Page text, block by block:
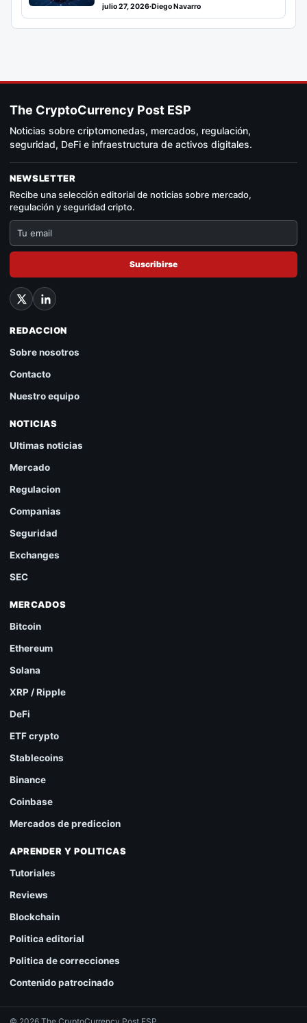
julio 27, 2026·Diego Navarro
The CryptoCurrency Post ESP
Noticias sobre criptomonedas, mercados, regulación,
seguridad, DeFi e infraestructura de activos digitales.
NEWSLETTER
Recibe una selección editorial de noticias sobre mercado,
regulación y seguridad cripto.
Suscribirse
REDACCION
Sobre nosotros
Contacto
Nuestro equipo
NOTICIAS
Ultimas noticias
Mercado
Regulacion
Companias
Seguridad
Exchanges
SEC
MERCADOS
Bitcoin
Ethereum
Solana
XRP / Ripple
DeFi
ETF crypto
Stablecoins
Binance
Coinbase
Mercados de prediccion
APRENDER Y POLITICAS
Tutoriales
Reviews
Blockchain
Politica editorial
Politica de correcciones
Contenido patrocinado